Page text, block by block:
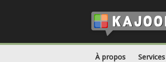
À propos Services